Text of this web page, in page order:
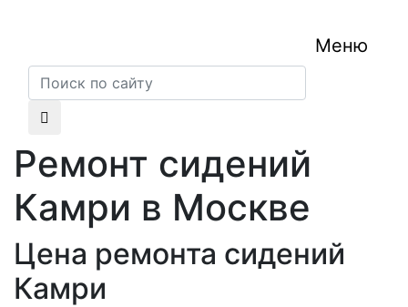
Меню
Ремонт сидений
Камри в Москве
Цена ремонта сидений
Камри